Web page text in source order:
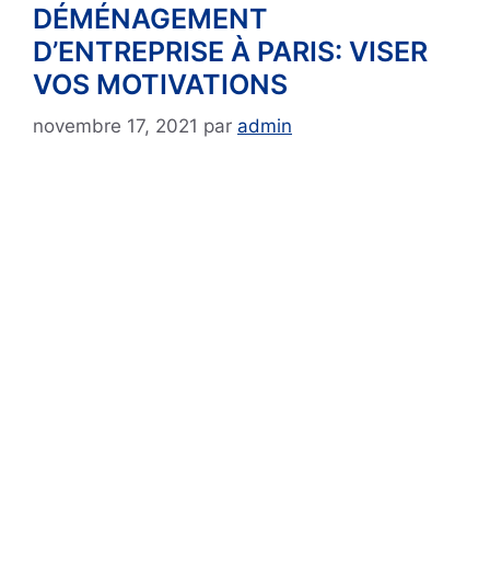
DÉMÉNAGEMENT
D’ENTREPRISE À PARIS: VISER
VOS MOTIVATIONS
novembre 17, 2021 par admin